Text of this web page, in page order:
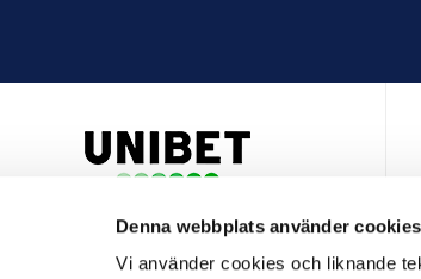
Denna webbplats använder cookies
Vi använder cookies och liknande
HUVUDPARTNER OCH PRESENTING PARTNER ALLSVENSKAN